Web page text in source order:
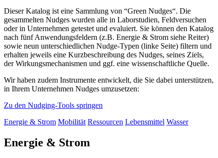
Dieser Katalog ist eine Sammlung von “Green Nudges“. Die
gesammelten Nudges wurden alle in Laborstudien, Feldversuchen
oder in Unternehmen getestet und evaluiert. Sie können den Katalog
nach fünf Anwendungsfeldern (z.B. Energie & Strom siehe Reiter)
sowie neun unterschiedlichen Nudge-Typen (linke Seite) filtern und
erhalten jeweils eine Kurzbeschreibung des Nudges, seines Ziels,
der Wirkungsmechanismen und ggf. eine wissenschaftliche Quelle.
Wir haben zudem Instrumente entwickelt, die Sie dabei unterstützen,
in Ihrem Unternehmen Nudges umzusetzen:
Zu den Nudging-Tools springen
Energie & Strom Mobilität Ressourcen Lebensmittel Wasser
Energie & Strom